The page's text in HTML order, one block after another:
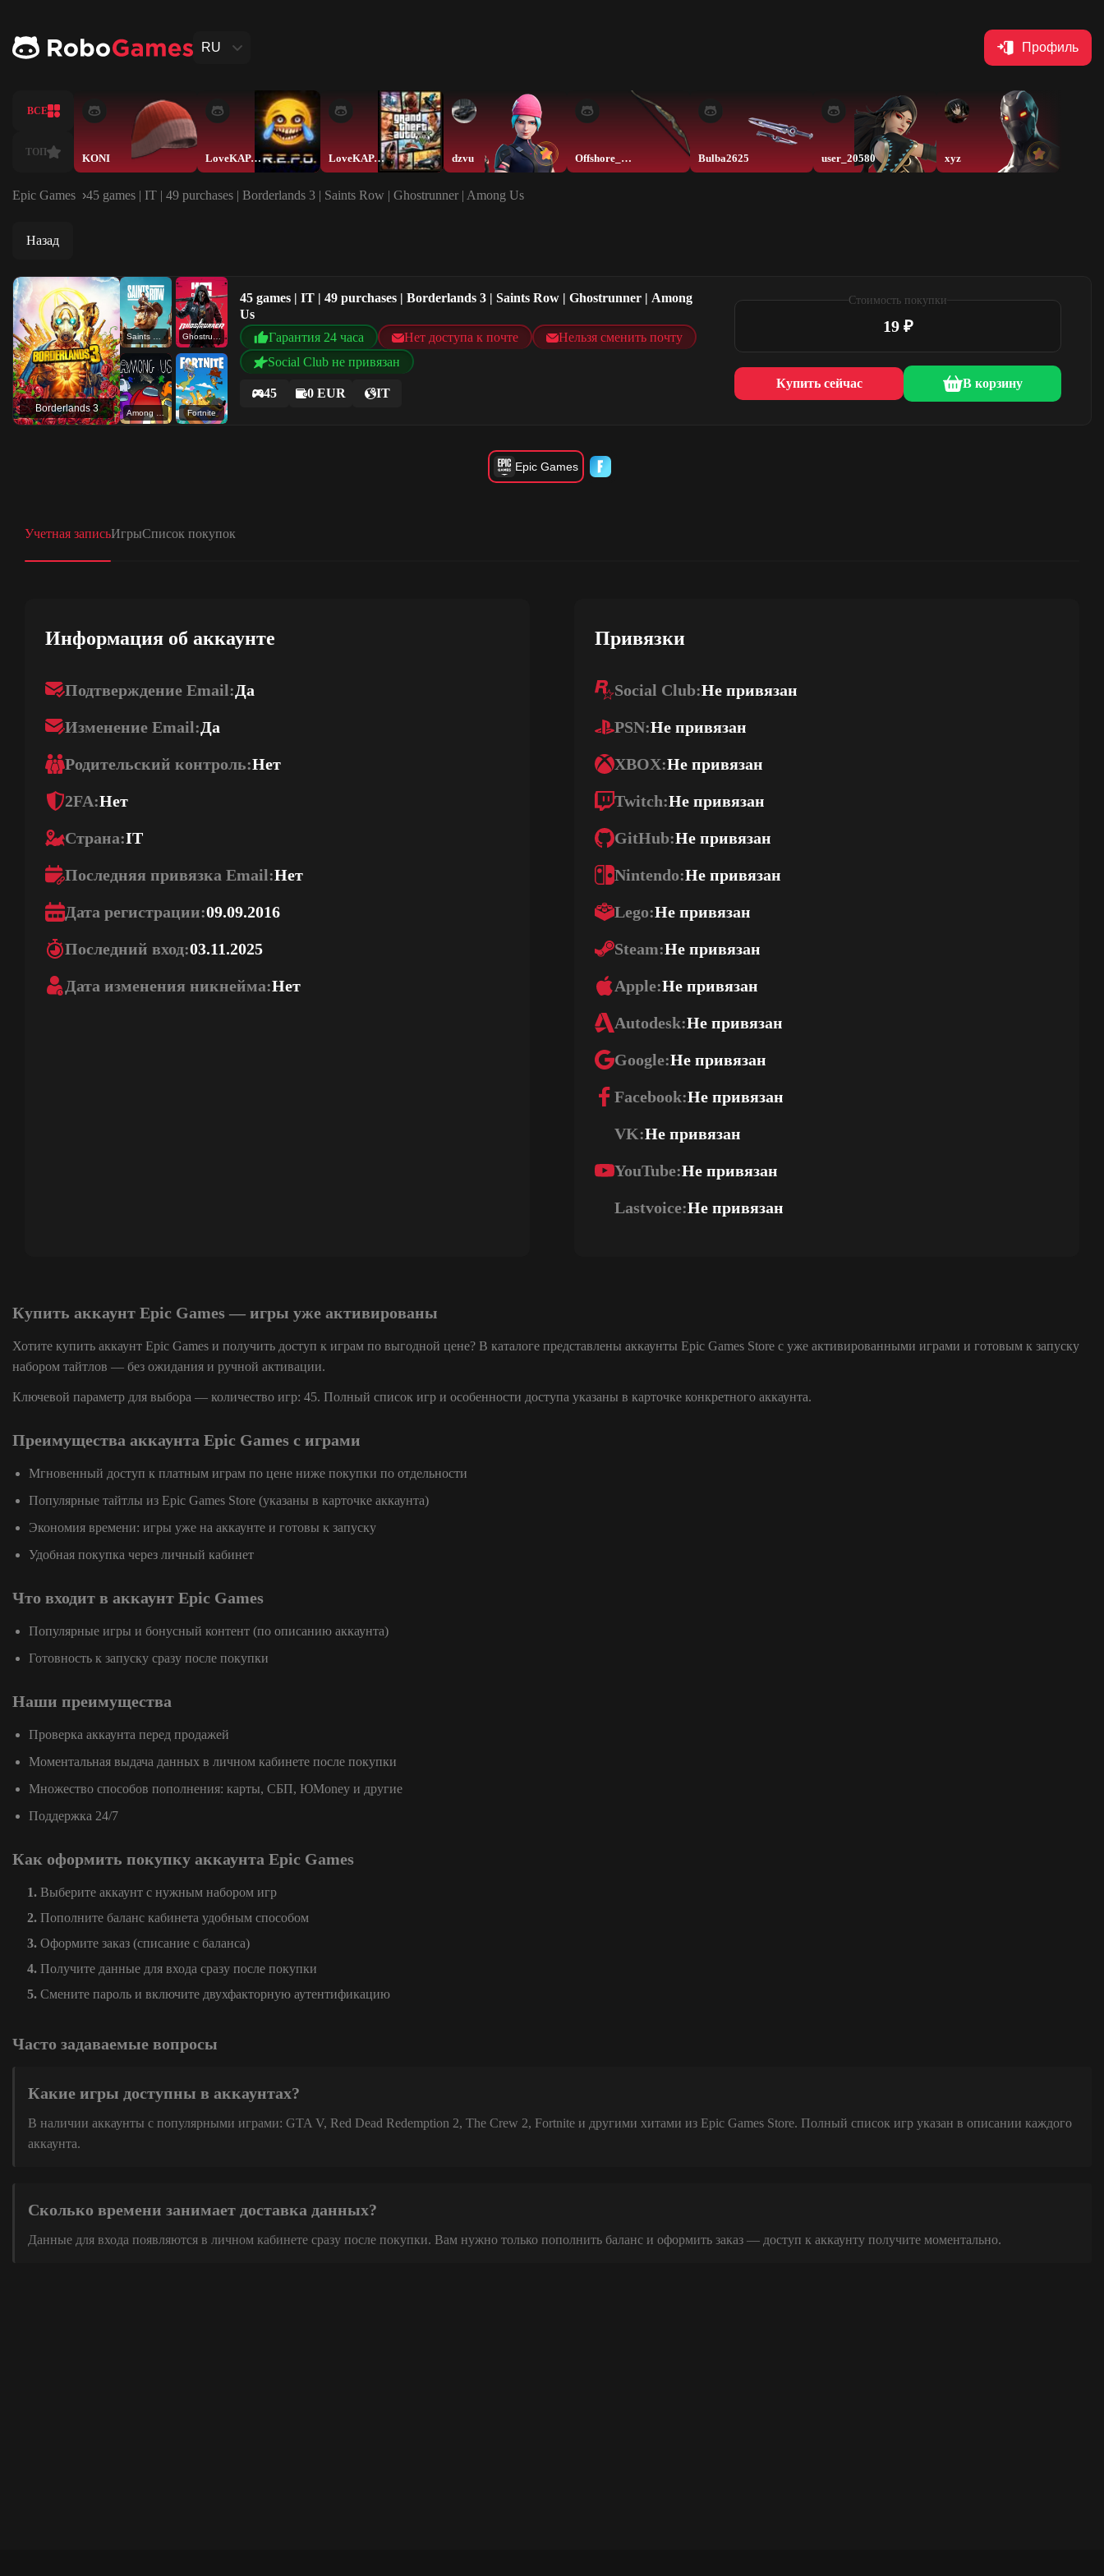
RU Профиль
ВСЕ
ТОП KONI LoveKAPAMELbKA LoveKAPAMELbKA dzvu Offshore_Muskete Bulba2625 user_20580 xyz
Epic Games 45 games | IT | 49 purchases | Borderlands 3 | Saints Row | Ghostrunner | Among Us
Назад
Borderlands 3
Ghostrunner
Fortnite
45 games | IT | 49 purchases | Borderlands 3 | Saints Row | Ghostrunner | Among
Us
Гарантия 24 часа
Нет доступа к почте
Нельзя сменить почту
Social Club не привязан
45 0 EUR IT
Стоимость покупки
19 ₽
Купить сейчас В корзину
Epic Games
Учетная записьИгрыСписок покупок
Информация об аккаунте
Подтверждение Email:Да
Изменение Email:Да
Родительский контроль:Нет
2FA:Нет
Страна:IT
Последняя привязка Email:Нет
Дата регистрации:09.09.2016
Последний вход:03.11.2025
Дата изменения никнейма:Нет
Привязки
Social Club:Не привязан
PSN:Не привязан
XBOX:Не привязан
Twitch:Не привязан
GitHub:Не привязан
Nintendo:Не привязан
Lego:Не привязан
Steam:Не привязан
Apple:Не привязан
Autodesk:Не привязан
Google:Не привязан
Facebook:Не привязан
VK:Не привязан
YouTube:Не привязан
Lastvoice:Не привязан
Купить аккаунт Epic Games — игры уже активированы
Хотите купить аккаунт Epic Games и получить доступ к играм по выгодной цене? В каталоге представлены аккаунты Epic Games Store с уже активированными играми и готовым к запуску
набором тайтлов — без ожидания и ручной активации.
Ключевой параметр для выбора — количество игр: 45. Полный список игр и особенности доступа указаны в карточке конкретного аккаунта.
Преимущества аккаунта Epic Games с играми
Мгновенный доступ к платным играм по цене ниже покупки по отдельности
Популярные тайтлы из Epic Games Store (указаны в карточке аккаунта)
Экономия времени: игры уже на аккаунте и готовы к запуску
Удобная покупка через личный кабинет
Что входит в аккаунт Epic Games
Популярные игры и бонусный контент (по описанию аккаунта)
Готовность к запуску сразу после покупки
Наши преимущества
Проверка аккаунта перед продажей
Моментальная выдача данных в личном кабинете после покупки
Множество способов пополнения: карты, СБП, ЮMoney и другие
Поддержка 24/7
Как оформить покупку аккаунта Epic Games
Выберите аккаунт с нужным набором игр
Пополните баланс кабинета удобным способом
Оформите заказ (списание с баланса)
Получите данные для входа сразу после покупки
Смените пароль и включите двухфакторную аутентификацию
Часто задаваемые вопросы
Какие игры доступны в аккаунтах?
В наличии аккаунты с популярными играми: GTA V, Red Dead Redemption 2, The Crew 2, Fortnite и другими хитами из Epic Games Store. Полный список игр указан в описании каждого
аккаунта.
Сколько времени занимает доставка данных?
Данные для входа появляются в личном кабинете сразу после покупки. Вам нужно только пополнить баланс и оформить заказ — доступ к аккаунту получите моментально.